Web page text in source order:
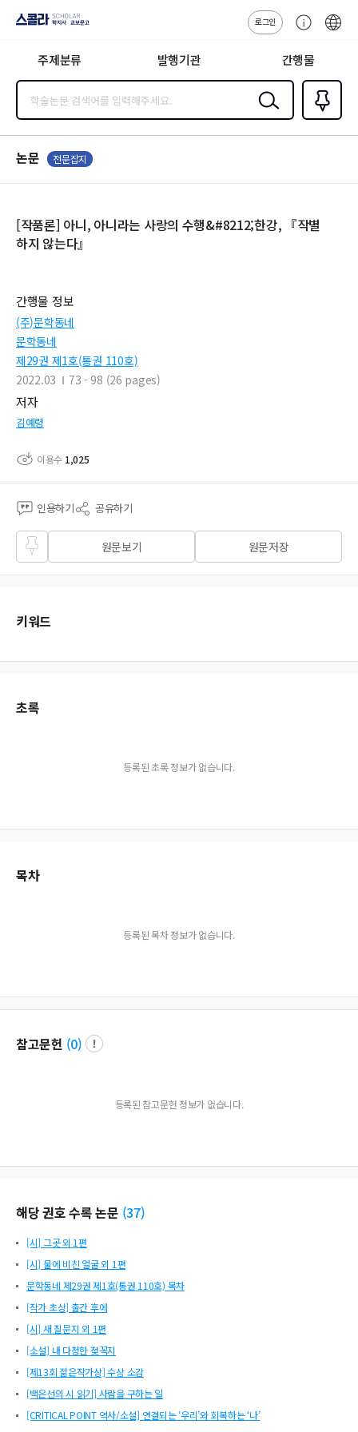
지사·교보문고
로그인
센
주제분류 발행기관 간행물
검색
즐겨찾
기0
논문 전문잡지
[작품론] 아니, 아니라는 사랑의 수행&#8212;한강, 『작별
하지 않는다』
간행물 정보
(주)문학동네
문학동네
제29권 제1호(통권 110호)
2022.03
73 - 98 (26 pages)
저자
김예령
이용수 1,025
인용하기 공유하기
즐겨
찾기
원문보기 원문저장
키워드
초록
등록된 초록 정보가 없습니다.
목차
등록된 목차 정보가 없습니다.
참고문헌 (0)
등록된 참고문헌 정보가 없습니다.
해당 권호 수록 논문 (37)
[시] 그곳 외 1편
[시] 물에 비친 얼굴 외 1편
문학동네 제29권 제1호(통권 110호) 목차
[작가 초상] 출간 후에
[시] 새 질문지 외 1편
[소설] 내 다정한 젖꼭지
[제13회 젊은작가상] 수상 소감
[백은선의 시 읽기] 사람을 구하는 일
[CRITICAL POINT 역사/소설] 연결되는 ‘우리’와 회복하는 ‘나’